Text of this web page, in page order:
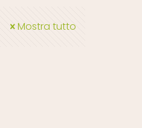
Mostra tutto